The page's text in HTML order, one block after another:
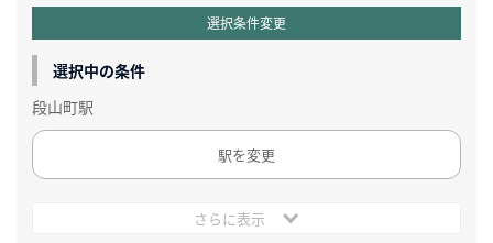
選択条件変更
選択中の条件
段山町駅
駅を変更
さらに表示